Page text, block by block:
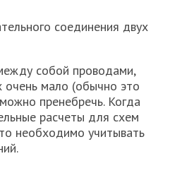
соединения двух
собой проводами,
очень мало (обычно это
пренебречь. Когда
расчеты для схем
необходимо учитывать